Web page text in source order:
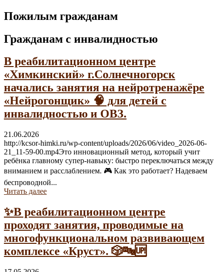
Пожилым гражданам
Гражданам с инвалидностью
В реабилитационном центре
«Химкинский» г.Солнечногорск
начались занятия на нейротренажёре
«Нейрогонщик» 🧠 для детей с
инвалидностью и ОВЗ.
21.06.2026
http://kcsor-himki.ru/wp-content/uploads/2026/06/video_2026-06-
21_11-59-00.mp4Это инновационный метод, который учит
ребёнка главному супер-навыку: быстро переключаться между
вниманием и расслаблением. 🎮 Как это работает? Надеваем
беспроводной...
Читать далее
✨В реабилитационном центре
проходят занятия, проводимые на
многофункциональном развивающем
комплексе «Круст». 🎲🔤🆙